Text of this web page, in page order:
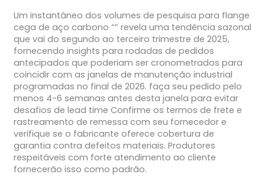
Um instantâneo dos volumes de pesquisa para flange
cega de aço carbono “” revela uma tendência sazonal
que vai do segundo ao terceiro trimestre de 2025,
fornecendo insights para rodadas de pedidos
antecipados que poderiam ser cronometrados para
coincidir com as janelas de manutenção industrial
programadas no final de 2026. faça seu pedido pelo
menos 4-6 semanas antes desta janela para evitar
desafios de lead time Confirme os termos de frete e
rastreamento de remessa com seu fornecedor e
verifique se o fabricante oferece cobertura de
garantia contra defeitos materiais. Produtores
respeitáveis com forte atendimento ao cliente
fornecerão isso como padrão.